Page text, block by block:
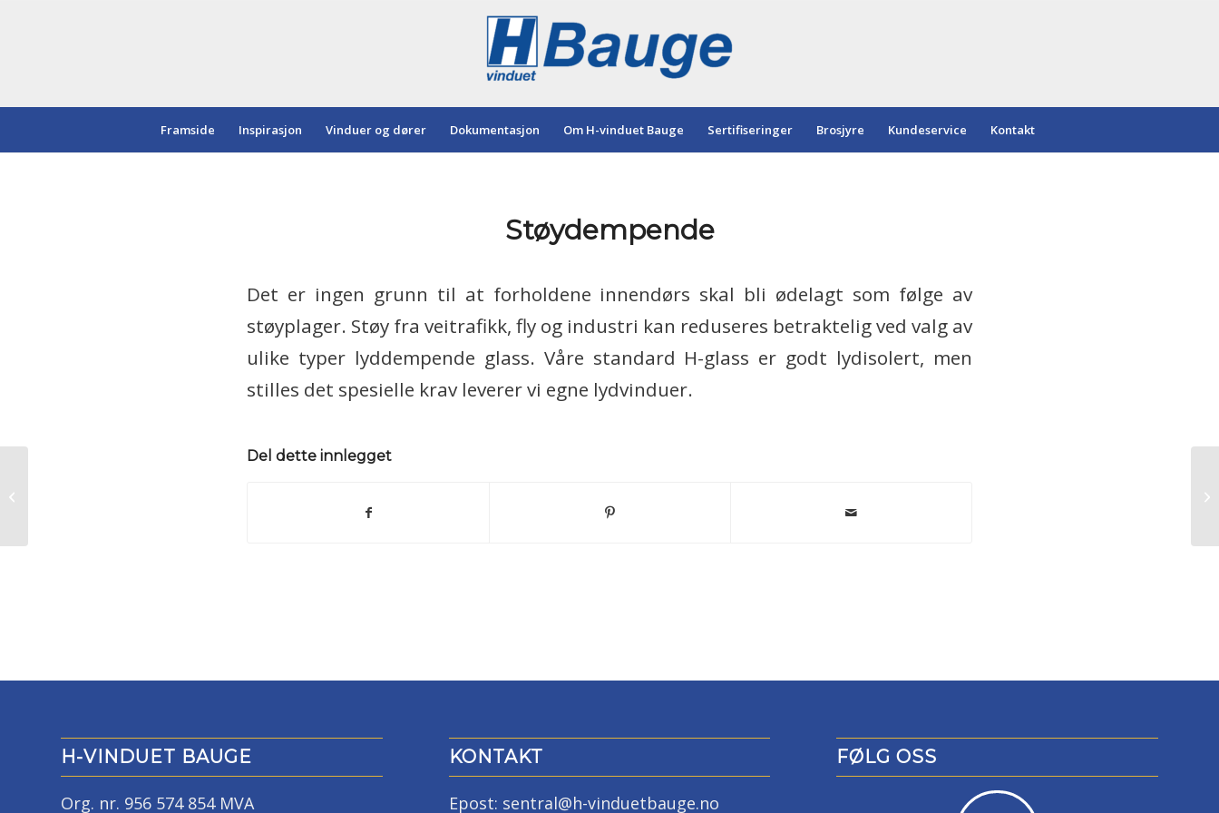
Framside Inspirasjon Vinduer og dører Dokumentasjon Om H-vinduet Bauge Sertifiseringer Brosjyre Kundeservice Kontakt
Støydempende
Det er ingen grunn til at forholdene innendørs skal bli ødelagt som følge av
støyplager. Støy fra veitrafikk, fly og industri kan reduseres betraktelig ved valg av
ulike typer lyddempende glass. Våre standard H-glass er godt lydisolert, men
stilles det spesielle krav leverer vi egne lydvinduer.
Del dette innlegget
H-VINDUET BAUGE
Org. nr. 956 574 854 MVA
KONTAKT
Epost: sentral@h-vinduetbauge.no
FØLG OSS